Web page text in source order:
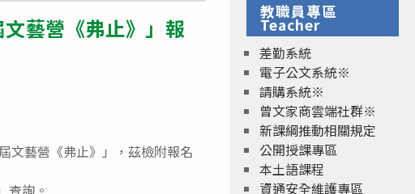
藝營《弗止》」報
文藝營《弗止》」，茲檢附報名
查詢。
教職員專區
Teacher
差勤系統
電子公文系統※
請購系統※
曾文家商雲端社群※
新課綱推動相關規定
公開授課專區
本土語課程
資通安全維護專區